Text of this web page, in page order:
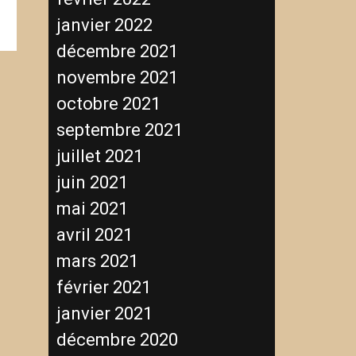
janvier 2022
décembre 2021
novembre 2021
octobre 2021
septembre 2021
juillet 2021
juin 2021
mai 2021
avril 2021
mars 2021
février 2021
janvier 2021
décembre 2020